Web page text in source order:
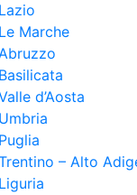
Lazio
Le Marche
Basilicata
d’Aosta
Umbria
Puglia
– Alto
Liguria